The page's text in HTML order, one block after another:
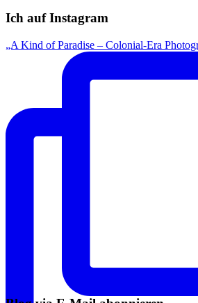
Ich auf Instagram
„A Kind of Paradise – Colonial-Era